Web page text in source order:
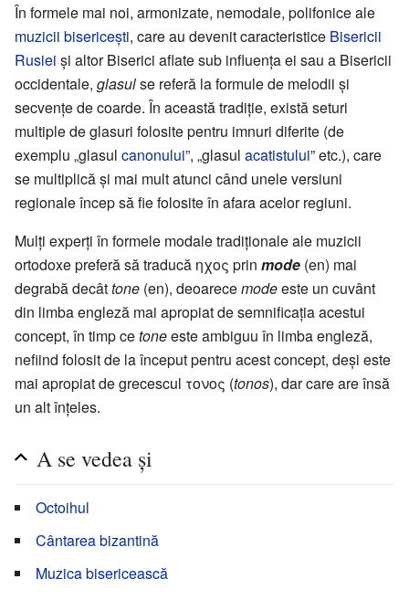
În formele mai noi, armonizate, nemodale, polifonice ale
muzicii bisericești, care au devenit caracteristice Bisericii
Rusiei și altor Biserici aflate sub influența ei sau a Bisericii
occidentale, glasulse referă la formule de melodii și
secvențe de coarde. În această tradiție, există seturi
multiple de glasuri folosite pentru imnuri diferite (de
exemplu „glasul canonului”, „glasul acatistului” etc.), care
se multiplică și mai mult atunci când unele versiuni
regionale încep să fie folosite în afara acelor regiuni.
Mulți experți în formele modale tradiționale ale muzicii
ortodoxe preferă să traducă ηχος prin mode (en) mai
degrabă decâttone (en), deoarecemodeeste un cuvânt
din limba engleză mai apropiat de semnificația acestui
concept, în timp cetoneeste ambiguu în limba engleză,
nefiind folosit de la început pentru acest concept, deși este
mai apropiat de grecescul τονος (tonos), dar care are însă
un alt înțeles.
A se vedea și
Octoihul
Cântarea bizantină
Muzica bisericească